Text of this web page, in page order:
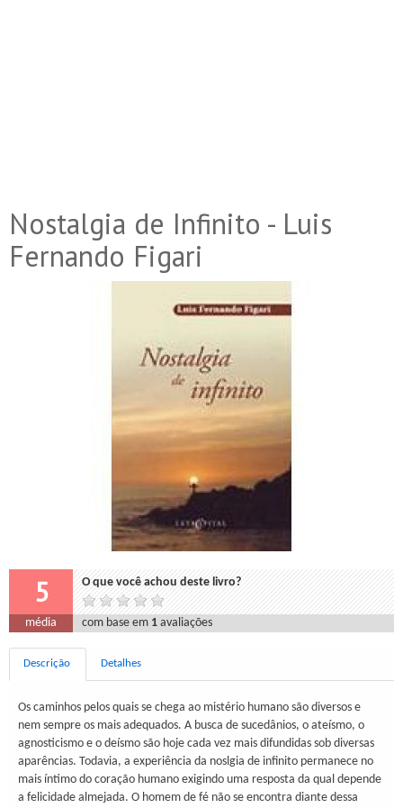
Nostalgia de Infinito - Luis
Fernando Figari
5 O que você achou deste livro?
média com base em 1 avaliações
Descrição Detalhes
Os caminhos pelos quais se chega ao mistério humano são diversos e
nem sempre os mais adequados. A busca de sucedânios, o ateísmo, o
agnosticismo e o deísmo são hoje cada vez mais difundidas sob diversas
aparências. Todavia, a experiência da noslgia de infinito permanece no
mais íntimo do coração humano exigindo uma resposta da qual depende
a felicidade almejada. O homem de fé não se encontra diante dessa